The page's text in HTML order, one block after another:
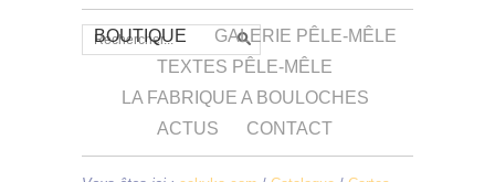
BOUTIQUE
GALERIE PÊLE-MÊLE
TEXTES PÊLE-MÊLE
LA FABRIQUE A BOULOCHES
ACTUS
CONTACT